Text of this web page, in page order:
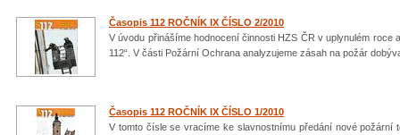
Časopis 112 ROČNÍK IX ČÍSLO 2/2010
V úvodu přinášíme hodnocení činnosti HZS ČR v uplynulém
112“. V části Požární Ochrana analyzujeme zásah na požár
Časopis 112 ROČNÍK IX ČÍSLO 1/2010
V tomto čísle se vracíme ke slavnostnímu předání nové požární